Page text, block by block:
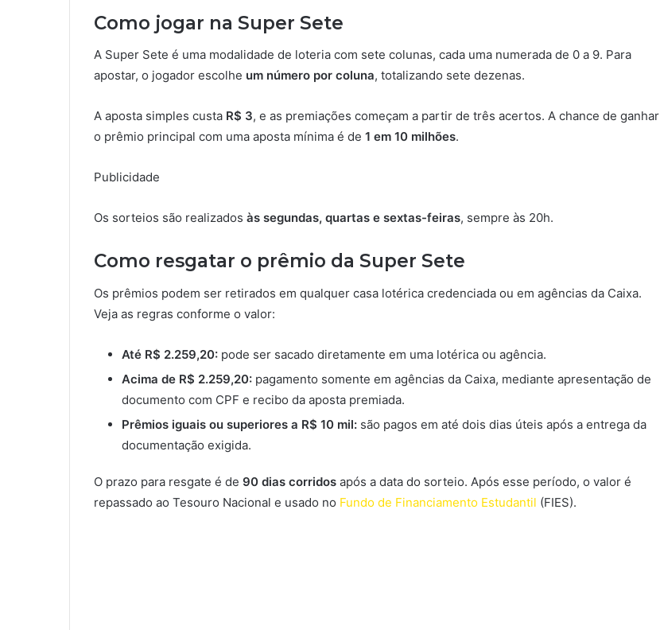
Como jogar na Super Sete
A Super Sete é uma modalidade de loteria com sete colunas, cada uma numerada de 0 a 9. Para
apostar, o jogador escolhe um número por coluna, totalizando sete dezenas.
A aposta simples custa R$ 3, e as premiações começam a partir de três acertos. A chance de ganhar
o prêmio principal com uma aposta mínima é de 1 em 10 milhões.
Publicidade
Os sorteios são realizados às segundas, quartas e sextas-feiras, sempre às 20h.
Como resgatar o prêmio da Super Sete
Os prêmios podem ser retirados em qualquer casa lotérica credenciada ou em agências da Caixa.
Veja as regras conforme o valor:
Até R$ 2.259,20: pode ser sacado diretamente em uma lotérica ou agência.
Acima de R$ 2.259,20: pagamento somente em agências da Caixa, mediante apresentação de
documento com CPF e recibo da aposta premiada.
Prêmios iguais ou superiores a R$ 10 mil: são pagos em até dois dias úteis após a entrega da
documentação exigida.
O prazo para resgate é de 90 dias corridos após a data do sorteio. Após esse período, o valor é
repassado ao Tesouro Nacional e usado no Fundo de Financiamento Estudantil (FIES).